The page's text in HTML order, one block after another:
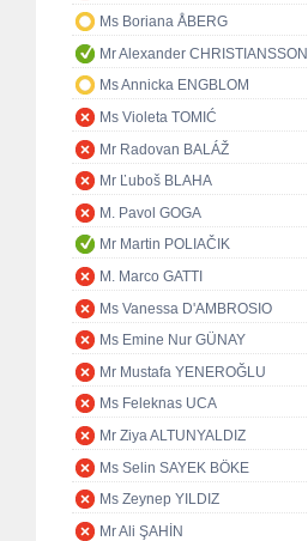
Ms Boriana ÅBERG
Mr Alexander CHRISTIANSSON
Ms Annicka ENGBLOM
Ms Violeta TOMIĆ
Mr Radovan BALÁŽ
Mr Ľuboš BLAHA
M. Pavol GOGA
Mr Martin POLIAČIK
M. Marco GATTI
Ms Vanessa D'AMBROSIO
Ms Emine Nur GÜNAY
Mr Mustafa YENEROĞLU
Ms Feleknas UCA
Mr Ziya ALTUNYALDIZ
Ms Selin SAYEK BÖKE
Ms Zeynep YILDIZ
Mr Ali ŞAHİN